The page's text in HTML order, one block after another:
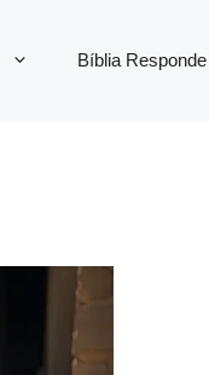
Bíblia Responde